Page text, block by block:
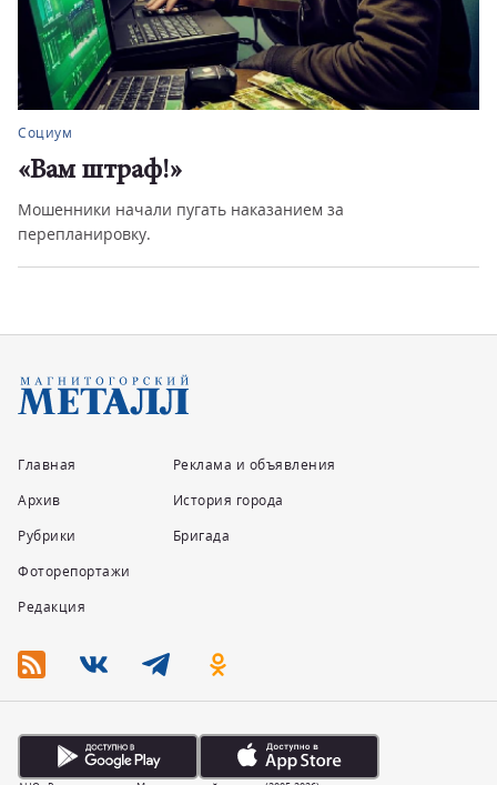
Социум
«Вам штраф!»
Мошенники начали пугать наказанием за
перепланировку.
Главная
Архив
Рубрики
Фоторепортажи
Редакция
Реклама и объявления
История города
Бригада